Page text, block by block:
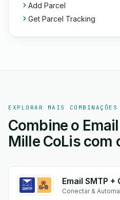
Add Parcel
Get Parcel Tracking
EXPLORAR MAIS COMBINAÇÕES
Combine o
Mille CoLis com
Email SMTP
Conectar &